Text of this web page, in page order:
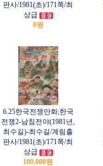
판사/1981(초)/171쪽/최
상급
0원
6.25한국전쟁만화;한국
전쟁2-남침전야(1981년,
최수길)-최수길/계림출
판사/1981(초)/171쪽/최
상급
100,000원